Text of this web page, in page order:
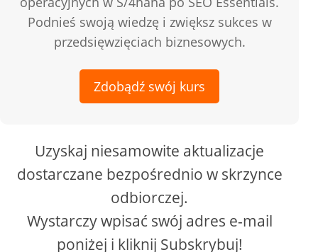
Podnieś swoją wiedzę i zwiększ sukces w
przedsięwzięciach biznesowych.
Zdobądź swój kurs
Uzyskaj niesamowite aktualizacje
dostarczane bezpośrednio w skrzynce
odbiorczej.
Wystarczy wpisać swój adres e-mail
poniżej i kliknij Subskrybuj!